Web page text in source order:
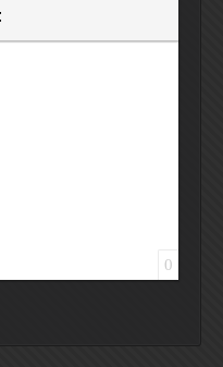
текста
спойлера
0